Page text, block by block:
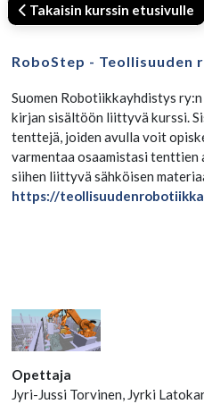
Takaisin kurssin etusivulle
RoboStep - Teollisuuden
Suomen Robotiikkayhdistys ry:n
kirjan sisältöön liittyvä kurssi.
tenttejä, joiden avulla voit
varmentaa osaamistasi tenttien
siihen liittyvä sähköisen
https://
Opettaja
Jyri-Jussi Torvinen, Jyrki